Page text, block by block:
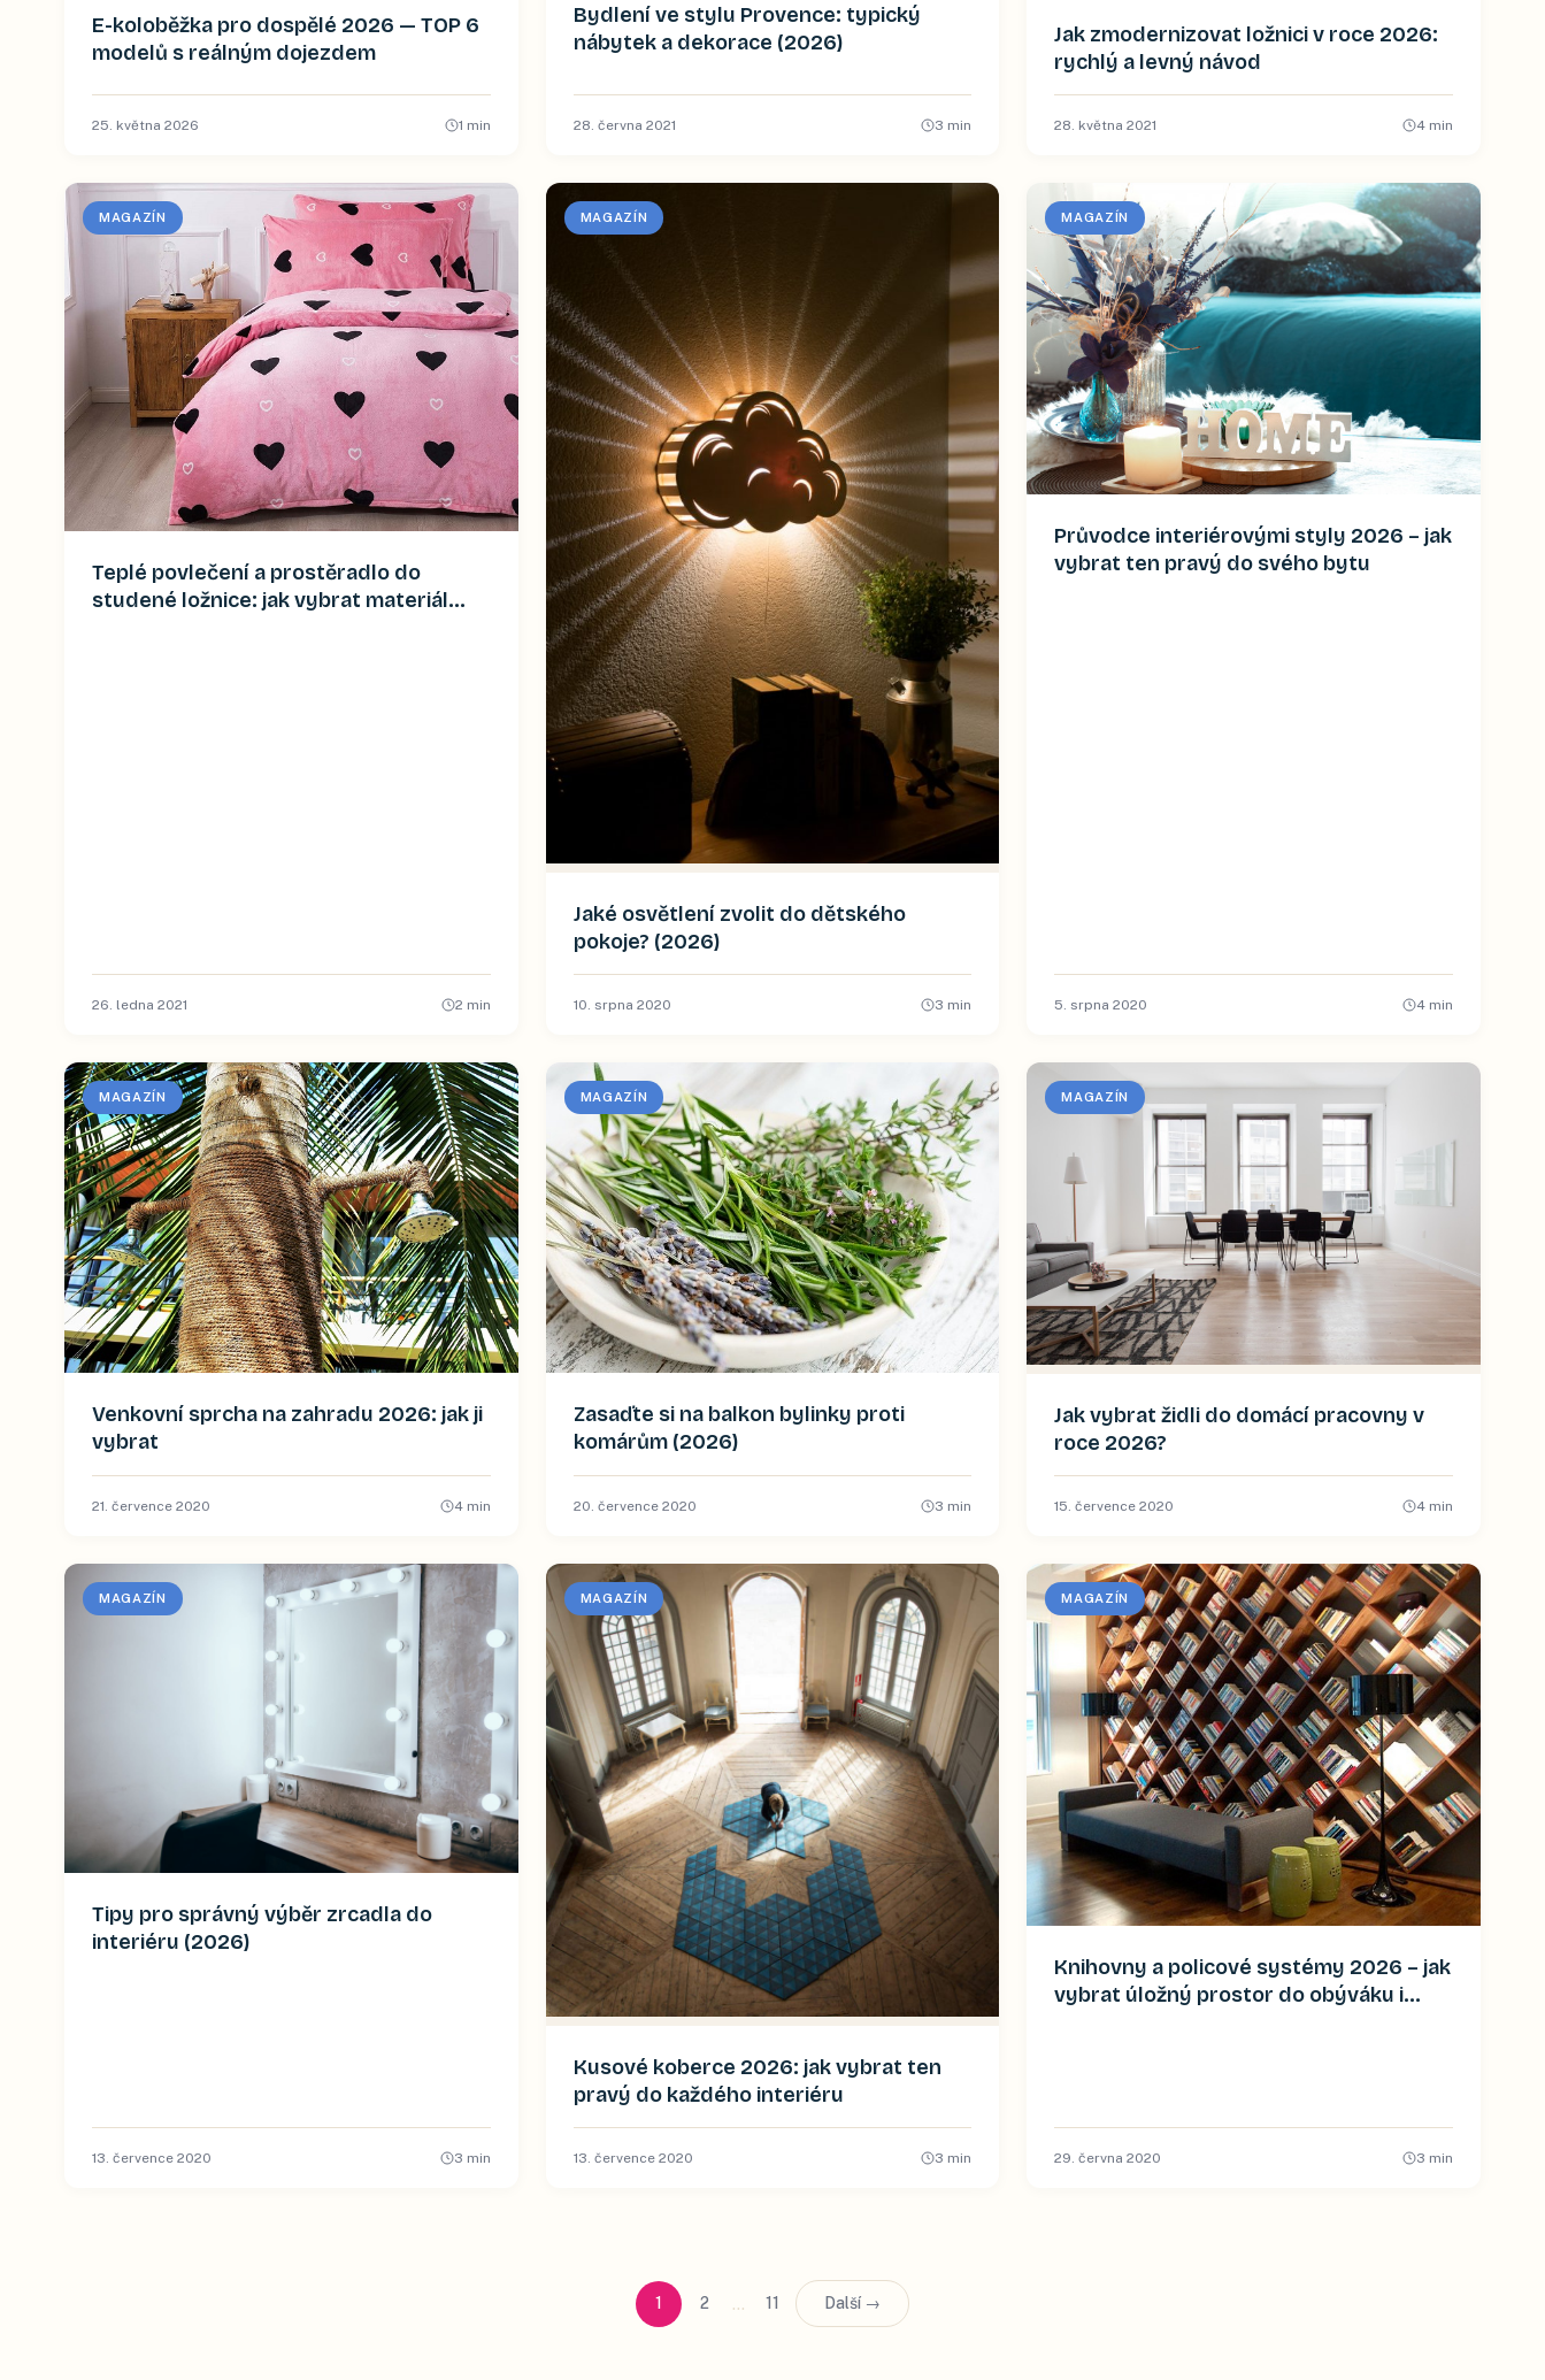
E-koloběžka pro dospělé 2026 — TOP 6
modelů s reálným dojezdem
25. května 2026 1 min
Bydlení ve stylu Provence: typický
nábytek a dekorace (2026)
28. června 2021 3 min
Jak zmodernizovat ložnici v roce 2026:
rychlý a levný návod
28. května 2021 4min
MAGAZÍN
Teplé povlečení a prostěradlo do
studené ložnice: jak vybrat materiál
26. ledna 2021 2 min
MAGAZÍN
Jaké osvětlení zvolit do dětského
pokoje? (2026)
10. srpna 2020 3 min
MAGAZÍN
Průvodce interiérovými styly 2026 – jak
vybrat ten pravý do svého bytu
5. srpna 2020 4min
MAGAZÍN
Venkovní sprcha na zahradu 2026: jak ji
vybrat
21. července 2020 4min
MAGAZÍN
Zasaďte si na balkon bylinky proti
komárům (2026)
20. července 2020 3 min
MAGAZÍN
Jak vybrat židli do domácí pracovny v
roce 2026?
15. července 2020 4min
MAGAZÍN
Tipy pro správný výběr zrcadla do
interiéru (2026)
13. července 2020 3 min
MAGAZÍN
Kusové koberce 2026: jak vybrat ten
pravý do každého interiéru
13. července 2020 3 min
MAGAZÍN
Knihovny a policové systémy 2026 – jak
vybrat úložný prostor do obýváku i
29. června 2020 3 min
1 2 … 11 Další →